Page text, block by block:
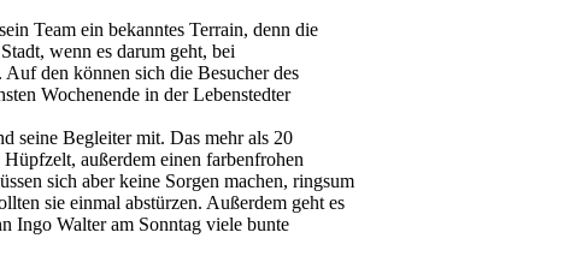
Team ein bekanntes Terrain, denn die
wenn es darum geht, bei
den können sich die Besucher des
Wochenende in der Lebenstedter
seine Begleiter mit. Das mehr als 20
außerdem einen farbenfrohen
sich aber keine Sorgen machen, ringsum
sie einmal abstürzen. Außerdem geht es
Ingo Walter am Sonntag viele bunte